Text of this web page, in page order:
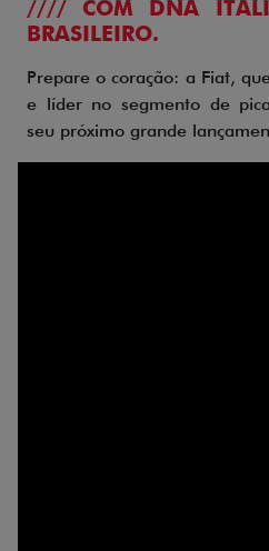
//// COM DNA
BRASILEIRO.
Prepare o coração: a Fiat,
e líder no segmento de
seu próximo grande